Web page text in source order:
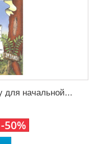
для начальной...
-50%